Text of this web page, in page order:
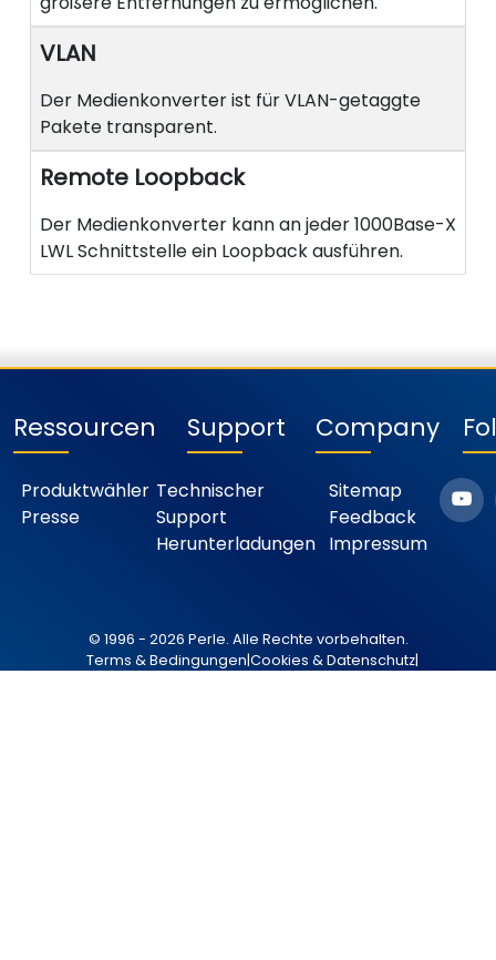
VLAN
Der Medienkonverter ist für VLAN-getaggte
Pakete transparent.
Remote Loopback
Der Medienkonverter kann an jeder 1000Base-X
LWL Schnittstelle ein Loopback ausführen.
Ressourcen
Produktwähler
Presse
Support
Technischer
Support
Herunterladungen
Company
Sitemap
Feedback
Impressum
© 1996 - 2026 Perle. Alle Rechte vorbehalten.
Terms & Bedingungen|Cookies & Datenschutz|